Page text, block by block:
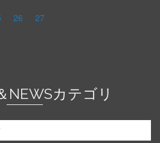
26
27
NEWSカテゴリ